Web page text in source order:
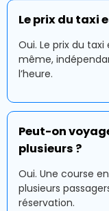
Le prix du taxi
Oui. Le prix du
même,
l’heure.
Peut-on
plusieurs ?
Oui. Une course
plusieurs
réservation.